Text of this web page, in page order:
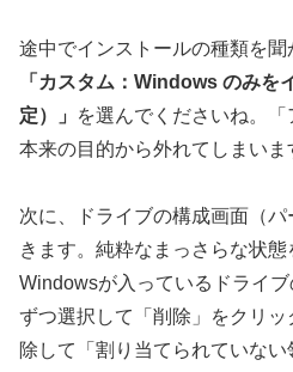
途中でインストールの種類を
「カスタム：Windows のみを
定）」
を選んでくださいね。
本来の目的から外れてしまいま
次に、ドライブの構成画面（
きます。純粋なまっさらな状
Windowsが入っているドライ
ずつ選択して「削除」をクリッ
除して「割り当てられていな